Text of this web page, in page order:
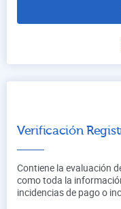
Verificación
Contiene la evaluación
como toda la
incidencias de pago o